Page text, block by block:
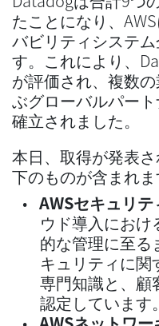
たことになり、
バビリティシステ
す。これにより、
が評価され、複数
ぶグローバルパー
確立されました。
本日、取得が発表
下のものが含まれま
AWSセキュリテ
ウド導入におけ
的な管理に至る
キュリティに
専門知識と、顧
認定しています。